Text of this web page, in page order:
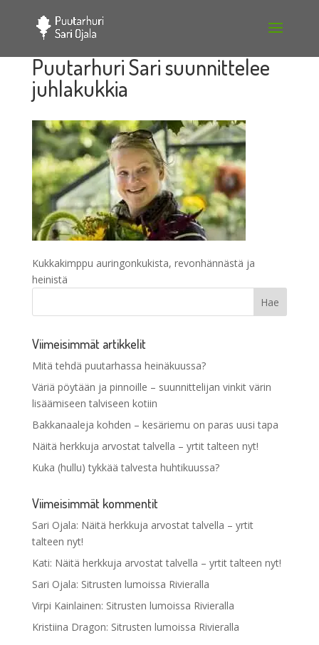
Puutarhuri Sari suunnittelee
juhlakukkia
Kukkakimppu auringonkukista, revonhännästä ja
heinistä
Viimeisimmät artikkelit
Mitä tehdä puutarhassa heinäkuussa?
Väriä pöytään ja pinnoille – suunnittelijan vinkit värin
lisäämiseen talviseen kotiin
Bakkanaaleja kohden – kesäriemu on paras uusi tapa
Näitä herkkuja arvostat talvella – yrtit talteen nyt!
Kuka (hullu) tykkää talvesta huhtikuussa?
Viimeisimmät kommentit
Sari Ojala: Näitä herkkuja arvostat talvella – yrtit
talteen nyt!
Kati: Näitä herkkuja arvostat talvella – yrtit talteen nyt!
Sari Ojala: Sitrusten lumoissa Rivieralla
Virpi Kainlainen: Sitrusten lumoissa Rivieralla
Kristiina Dragon: Sitrusten lumoissa Rivieralla